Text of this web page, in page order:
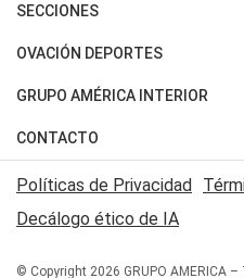
Últimas Noticias
Política
Judiciales
Economia
SECCIONES
Horóscopo
Motores
Trucos caseros
Series y Películas
Edictos y Solicitadas
OVACIÓN DEPORTES
Fútbol
Mundial
Automovilismo
Rugby
Básquet
GRUPO AMÉRICA INTERIOR
Canal 7 en Vivo
CONTACTO
Acerca de Nosotros
Contactanos
Políticas de Privacidad
Decálogo ético de IA
© Copyright 2026 GRUPO AMERICA